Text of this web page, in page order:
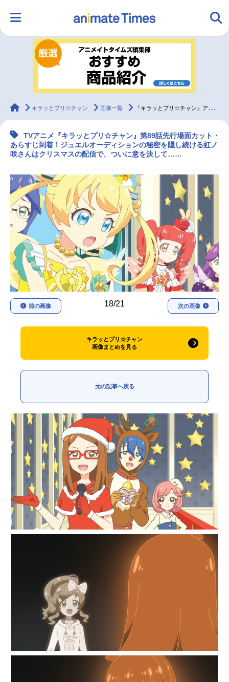
ランキング アニメ
ラジオ みんなの声
マンガ・ラノベ ゲーム・アプリ 音楽 コスプレ
2.5次元 配信・Vtuber トレンド
最新記事一覧
アニメ記事一覧 声優記事一覧
アニメ映画一覧 実写化映画一覧
今期アニメ曜日別一覧
春アニメ 夏アニメ
秋アニメ
animateTimes
キラッとプリ☆チャン 画像一覧 『キラッとプリ☆チャン』アニメ第89話 先行カット・あらすじ到着
TVアニメ『キラッとプリ☆チャン』第89話先行場面カット・
あらすじ到着！ジュエルオーディションの秘密を隠し続ける虹ノ
咲さんはクリスマスの配信で、ついに意を決して……
18/21
前の画像 次の画像
キラッとプリ☆チャン
画像まとめを見る
元の記事へ戻る